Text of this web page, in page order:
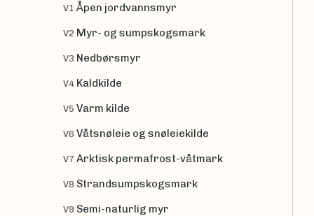
V1 Åpen jordvannsmyr
V2 Myr- og sumpskogsmark
V3 Nedbørsmyr
V4 Kaldkilde
V5 Varm kilde
V6 Våtsnøleie og snøleiekilde
V7 Arktisk permafrost-våtmark
V8 Strandsumpskogsmark
V9 Semi-naturlig myr